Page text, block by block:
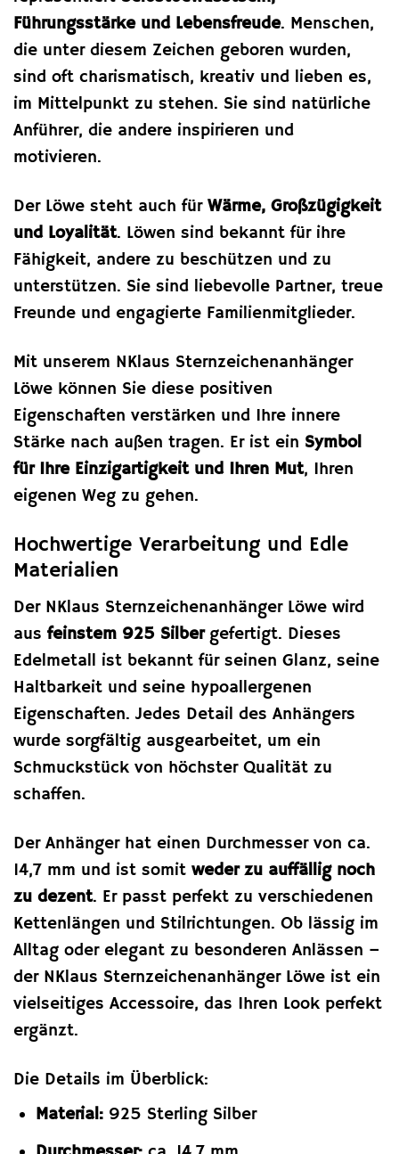
Führungsstärke und Lebensfreude. Menschen,
die unter diesem Zeichen geboren wurden,
sind oft charismatisch, kreativ und lieben es,
im Mittelpunkt zu stehen. Sie sind natürliche
Anführer, die andere inspirieren und
motivieren.
Der Löwe steht auch für Wärme, Großzügigkeit
und Loyalität. Löwen sind bekannt für ihre
Fähigkeit, andere zu beschützen und zu
unterstützen. Sie sind liebevolle Partner, treue
Freunde und engagierte Familienmitglieder.
Mit unserem NKlaus Sternzeichenanhänger
Löwe können Sie diese positiven
Eigenschaften verstärken und Ihre innere
Stärke nach außen tragen. Er ist ein Symbol
für Ihre Einzigartigkeit und Ihren Mut, Ihren
eigenen Weg zu gehen.
Hochwertige Verarbeitung und Edle
Materialien
Der NKlaus Sternzeichenanhänger Löwe wird
aus feinstem 925 Silbergefertigt. Dieses
Edelmetall ist bekannt für seinen Glanz, seine
Haltbarkeit und seine hypoallergenen
Eigenschaften. Jedes Detail des Anhängers
wurde sorgfältig ausgearbeitet, um ein
Schmuckstück von höchster Qualität zu
schaffen.
Der Anhänger hat einen Durchmesser von ca.
14,7 mm und ist somit weder zu auffällig noch
zu dezent. Er passt perfekt zu verschiedenen
Kettenlängen und Stilrichtungen. Ob lässig im
Alltag oder elegant zu besonderen Anlässen –
der NKlaus Sternzeichenanhänger Löwe ist ein
vielseitiges Accessoire, das Ihren Look perfekt
ergänzt.
Die Details im Überblick:
Material:925 Sterling Silber